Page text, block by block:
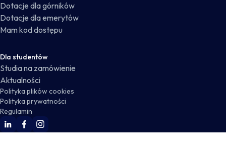
Dotacje dla górników
Dotacje dla emerytów
Mam kod dostępu
Dla studentów
Studia na zamówienie
Aktualności
Polityka plików cookies
Polityka prywatności
Regulamin
WSKZ Linkedin
WSKZ Facebook
WSKZ Instagram